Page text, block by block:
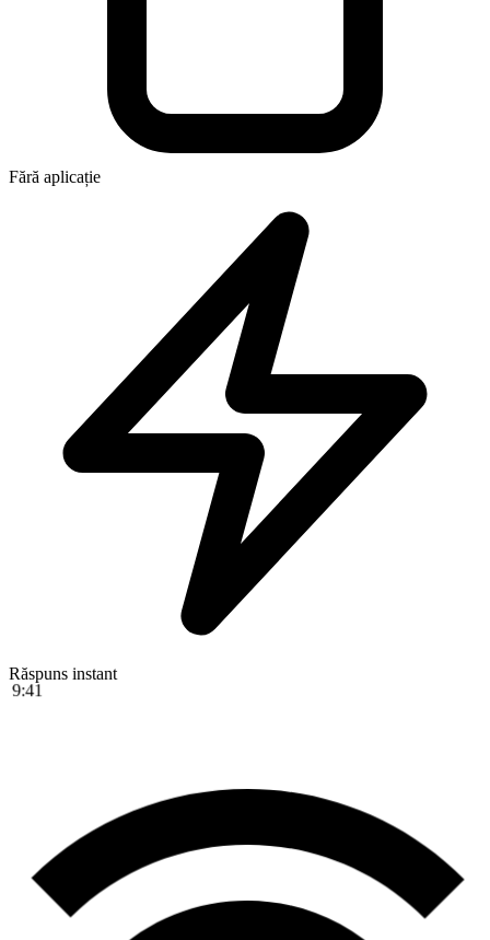
Fără aplicație
Răspuns instant
9:41